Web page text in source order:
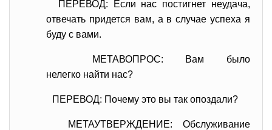
ПЕРЕВОД: Если нас постигнет неудача,
отвечать придется вам, а в случае успеха я
буду с вами.
МЕТАВОПРОС: Вам было
нелегко найти нас?
ПЕРЕВОД: Почему это вы так опоздали?
МЕТАУТВЕРЖДЕНИЕ: Обслуживание